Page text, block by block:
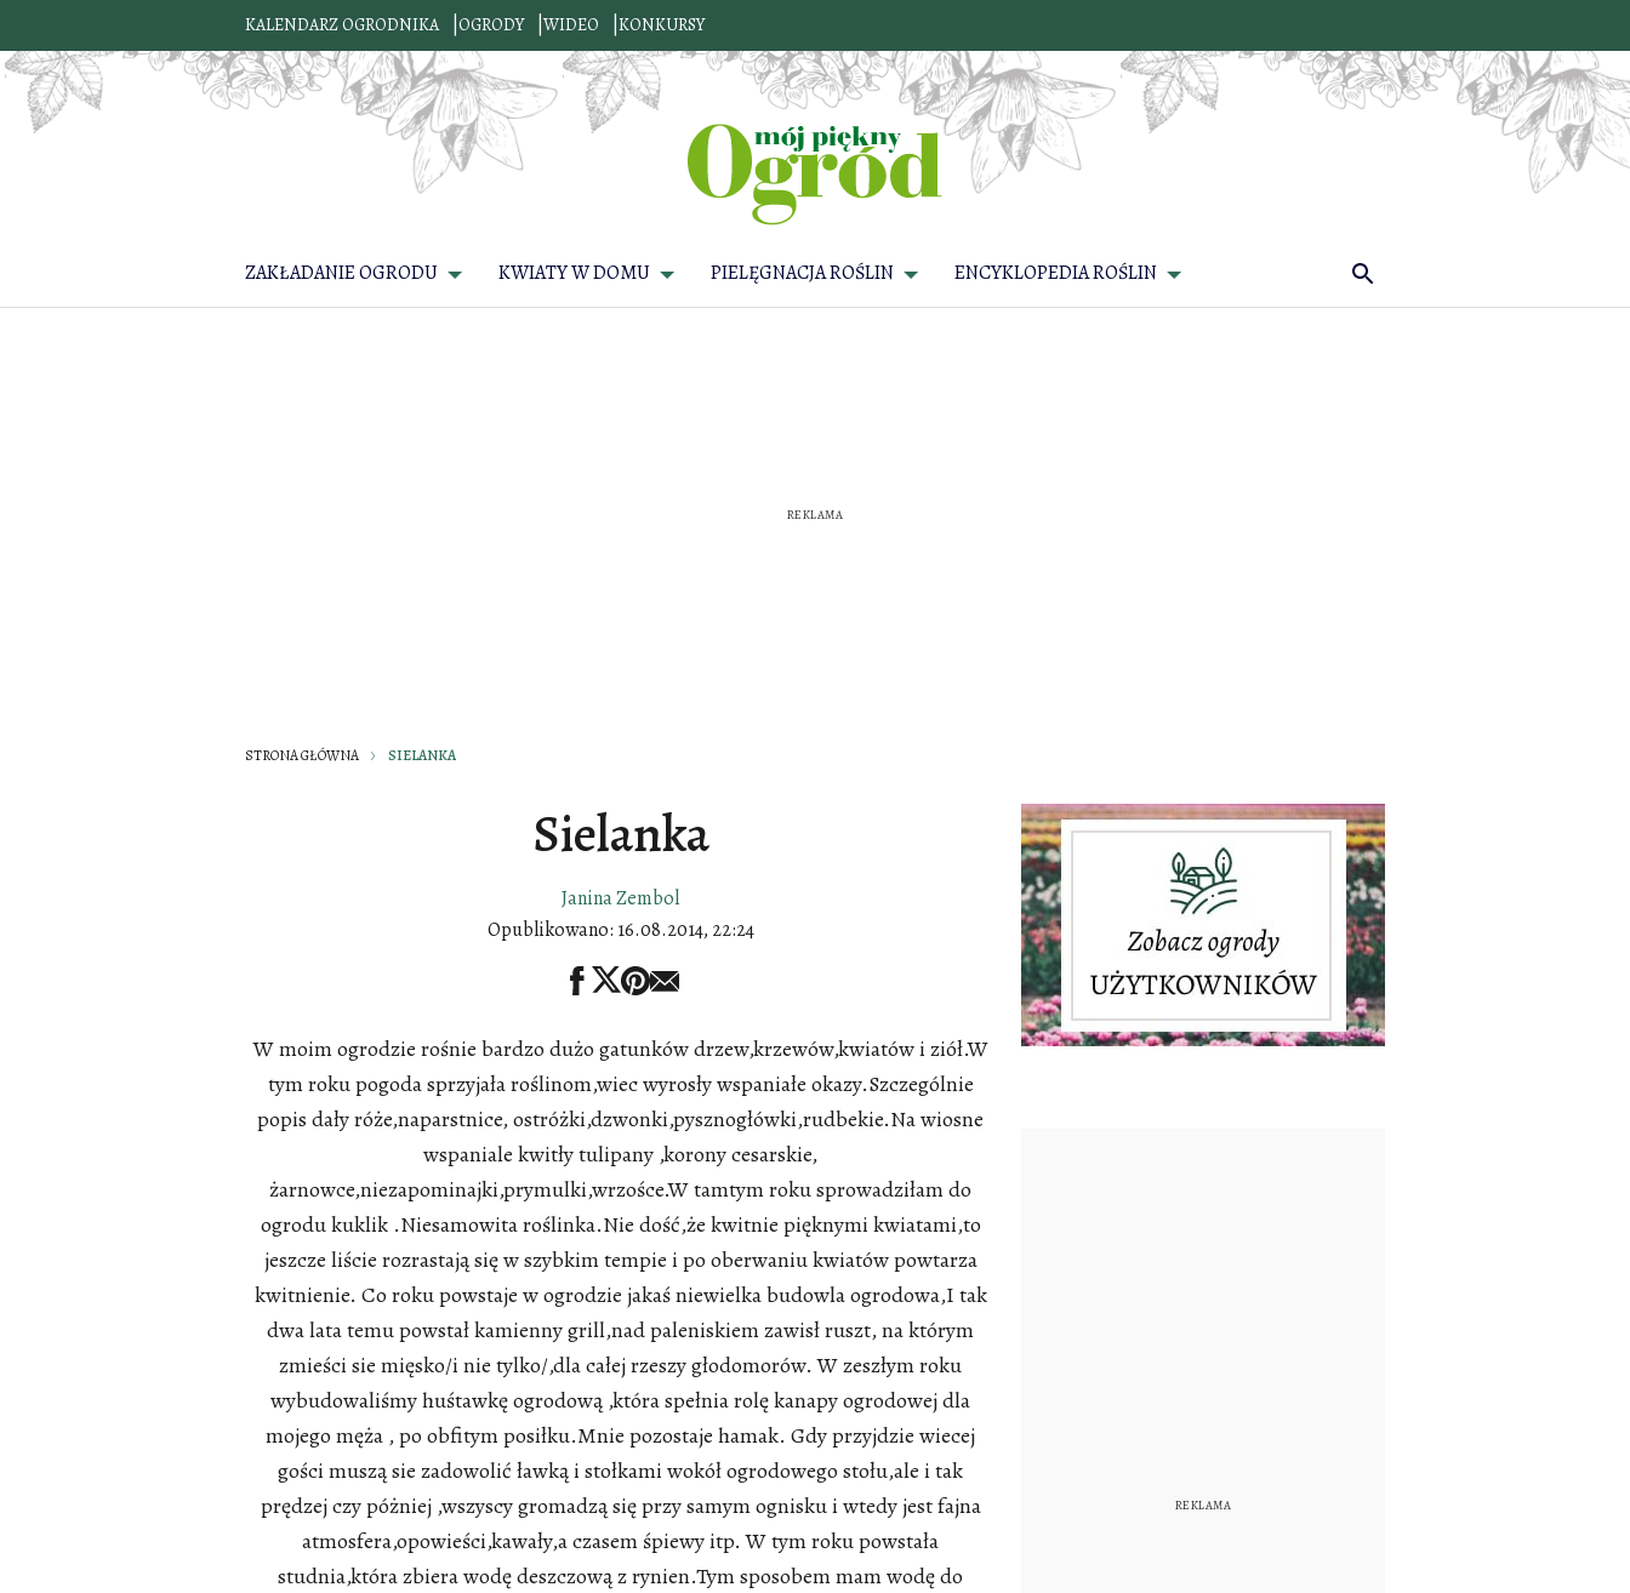
KALENDARZ OGRODNIKA OGRODY WIDEO KONKURSY
ZAKŁADANIE OGRODU KWIATY W DOMU PIELĘGNACJA ROŚLIN ENCYKLOPEDIA ROŚLIN
STRONA GŁÓWNA SIELANKA
Sielanka
Janina Zembol
Opublikowano: 16.08.2014, 22:24
W moim ogrodzie rośnie bardzo dużo gatunków drzew,krzewów,kwiatów i ziół.W
tym roku pogoda sprzyjała roślinom,wiec wyrosły wspaniałe okazy.Szczególnie
popis dały róże,naparstnice, ostróżki,dzwonki,pysznogłówki,rudbekie.Na wiosne
wspaniale kwitły tulipany ,korony cesarskie,
żarnowce,niezapominajki,prymulki,wrzośce.W tamtym roku sprowadziłam do
ogrodu kuklik .Niesamowita roślinka.Nie dość,że kwitnie pięknymi kwiatami,to
jeszcze liście rozrastają się w szybkim tempie i po oberwaniu kwiatów powtarza
kwitnienie. Co roku powstaje w ogrodzie jakaś niewielka budowla ogrodowa,I tak
dwa lata temu powstał kamienny grill,nad paleniskiem zawisł ruszt, na którym
zmieści sie mięsko/i nie tylko/,dla całej rzeszy głodomorów. W zeszłym roku
wybudowaliśmy huśtawkę ogrodową ,która spełnia rolę kanapy ogrodowej dla
mojego męża , po obfitym posiłku.Mnie pozostaje hamak. Gdy przyjdzie wiecej
gości muszą sie zadowolić ławką i stołkami wokół ogrodowego stołu,ale i tak
prędzej czy póżniej ,wszyscy gromadzą się przy samym ognisku i wtedy jest fajna
atmosfera,opowieści,kawały,a czasem śpiewy itp. W tym roku powstała
studnia,która zbiera wodę deszczową z rynien.Tym sposobem mam wodę do